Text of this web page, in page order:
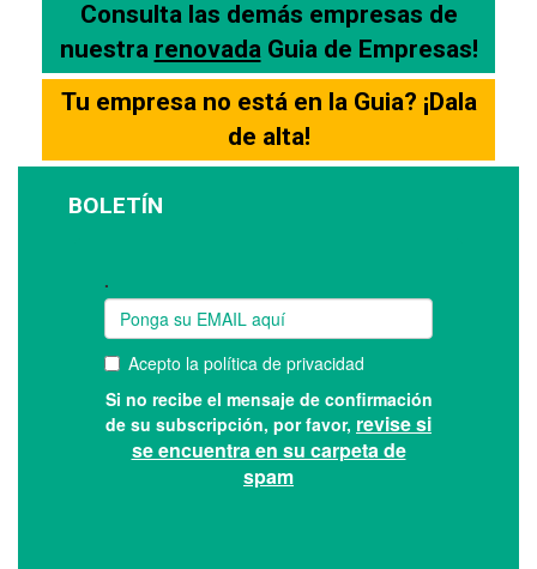
Consulta las demás empresas de
nuestra renovadaGuia de Empresas!
Tu empresa no está en la Guia? ¡Dala
de alta!
BOLETÍN